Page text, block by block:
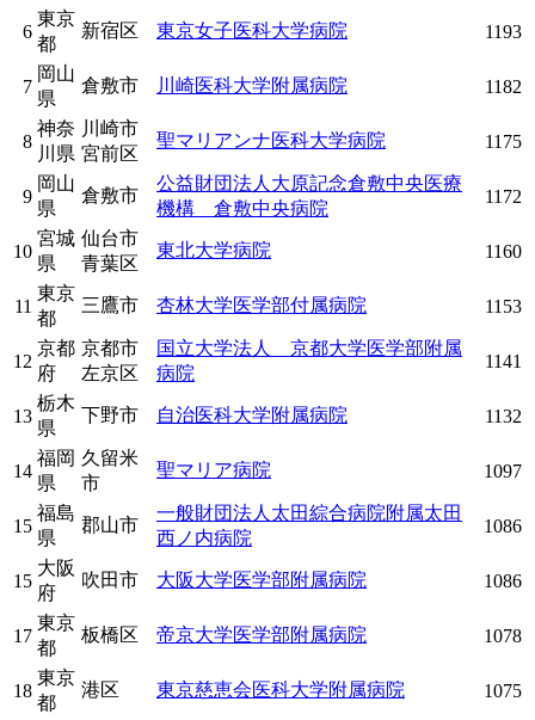
6
東京
都
新宿区 東京女子医科大学病院 1193
7
岡山
県
倉敷市 川崎医科大学附属病院 1182
8
神奈
川県
川崎市
宮前区
聖マリアンナ医科大学病院 1175
9
岡山
県
倉敷市
公益財団法人大原記念倉敷中央医療
機構 倉敷中央病院
1172
10
宮城
県
仙台市
青葉区
東北大学病院 1160
11
東京
都
三鷹市 杏林大学医学部付属病院 1153
12
京都
府
京都市
左京区
国立大学法人 京都大学医学部附属
病院
1141
13
栃木
県
下野市 自治医科大学附属病院 1132
14
福岡
県
久留米
市
聖マリア病院 1097
15
福島
県
郡山市
一般財団法人太田綜合病院附属太田
西ノ内病院
1086
15
大阪
府
吹田市 大阪大学医学部附属病院 1086
17
東京
都
板橋区 帝京大学医学部附属病院 1078
18
東京
都
港区 東京慈恵会医科大学附属病院 1075